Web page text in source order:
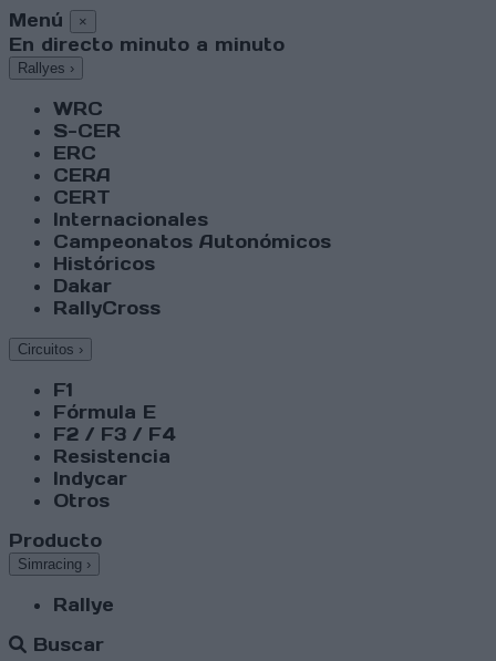
Menú ×
En directo minuto a minuto
Rallyes ›
WRC
S-CER
ERC
CERA
CERT
Internacionales
Campeonatos Autonómicos
Históricos
Dakar
RallyCross
Circuitos ›
F1
Fórmula E
F2 / F3 / F4
Resistencia
Indycar
Otros
Producto
Simracing ›
Rallye
Buscar